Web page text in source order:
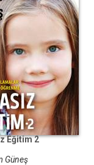
Eğitim 2
Güneş